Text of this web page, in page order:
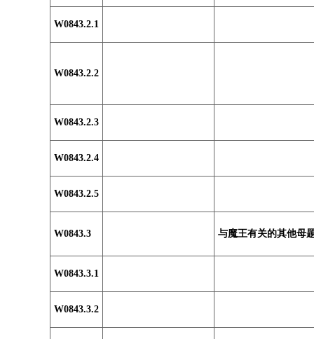
W0843.2.1
W0843.2.2
W0843.2.3
W0843.2.4
W0843.2.5
W0843.3 与魔王有关的其他母
W0843.3.1
W0843.3.2